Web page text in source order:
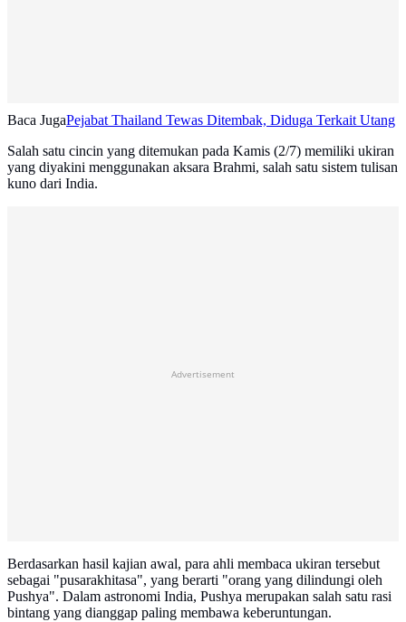
Baca JugaPejabat Thailand Tewas Ditembak, Diduga Terkait Utang
Salah satu cincin yang ditemukan pada Kamis (2/7) memiliki ukiran
yang diyakini menggunakan aksara Brahmi, salah satu sistem tulisan
kuno dari India.
Advertisement
Berdasarkan hasil kajian awal, para ahli membaca ukiran tersebut
sebagai "pusarakhitasa", yang berarti "orang yang dilindungi oleh
Pushya". Dalam astronomi India, Pushya merupakan salah satu rasi
bintang yang dianggap paling membawa keberuntungan.